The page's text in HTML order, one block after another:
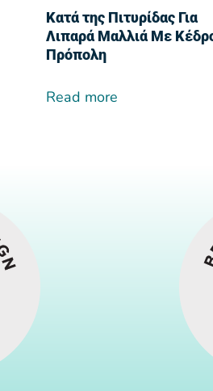
Κατά της Πιτυρίδας Για
Λιπαρά Μαλλιά Με
Πρόπολη
Read more